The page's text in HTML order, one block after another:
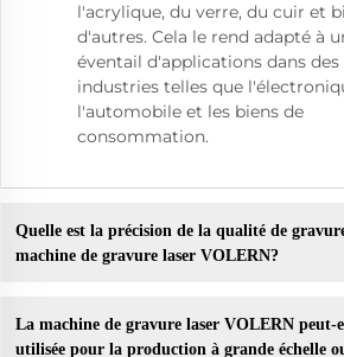
l'acrylique, du verre, du cuir et
d'autres. Cela le rend adapté à
éventail d'applications dans des
industries telles que
l'automobile et les biens de
consommation.
Quelle est la précision de la qualité de
machine de gravure laser VOLERN?
La machine de gravure laser VOLERN peut-
utilisée pour la production à grande échelle